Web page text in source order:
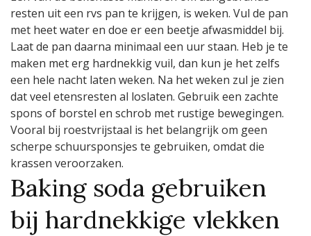
resten uit een rvs pan te krijgen, is weken. Vul de pan
met heet water en doe er een beetje afwasmiddel bij.
Laat de pan daarna minimaal een uur staan. Heb je te
maken met erg hardnekkig vuil, dan kun je het zelfs
een hele nacht laten weken. Na het weken zul je zien
dat veel etensresten al loslaten. Gebruik een zachte
spons of borstel en schrob met rustige bewegingen.
Vooral bij roestvrijstaal is het belangrijk om geen
scherpe schuursponsjes te gebruiken, omdat die
krassen veroorzaken.
Baking soda gebruiken
bij hardnekkige vlekken